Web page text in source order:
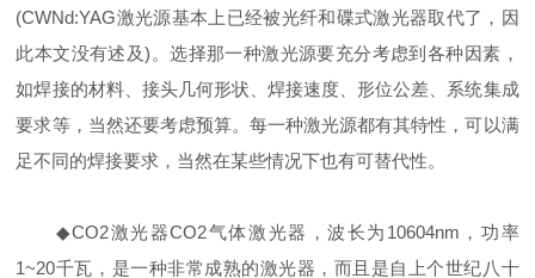
(CWNd:YAG激光源基本上已经被光纤和碟式激光器取代了，因
此本文没有述及)。选择那一种激光源要充分考虑到各种因素，
如焊接的材料、接头几何形状、焊接速度、形位公差、系统集成
要求等，当然还要考虑预算。每一种激光源都有其特性，可以满
足不同的焊接要求，当然在某些情况下也有可替代性。
◆CO2激光器CO2气体激光器，波长为10604nm，功率
1~20千瓦，是一种非常成熟的激光器，而且是自上个世纪八十